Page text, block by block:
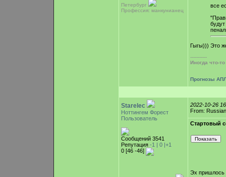
Петербург
Профессия: манкунианец
все
Гыгы))) Это
-----------
Иногда что-
Прогнозы
Starelec
Ноттингем Форест
Пользователь
Сообщений 3541
Репутация -1 | 0 |+1
0 [46 -46]
2022-10-26
From:
Стартовый
Эх пришлось